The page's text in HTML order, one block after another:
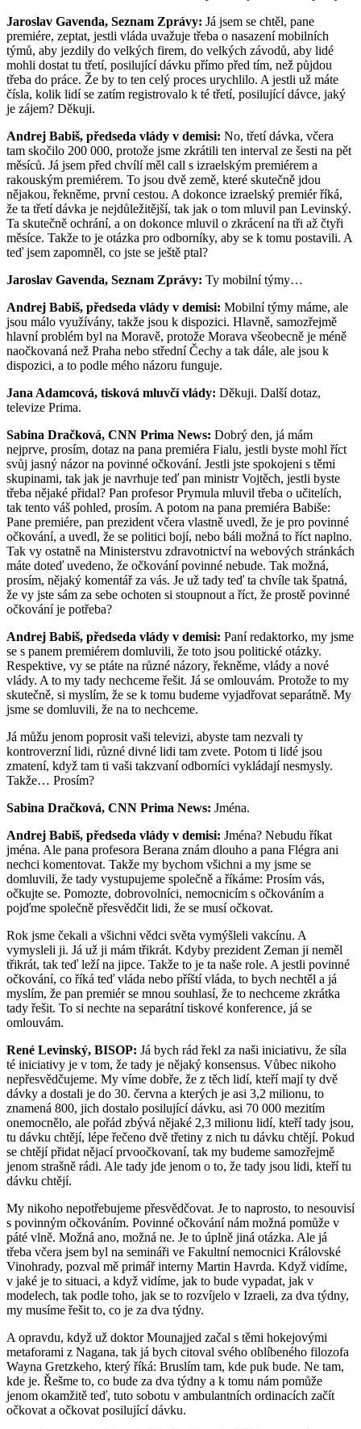
Jaroslav Gavenda, Seznam Zprávy: Já jsem se chtěl, pane
premiére, zeptat, jestli vláda uvažuje třeba o nasazení mobilních
týmů, aby jezdily do velkých firem, do velkých závodů, aby lidé
mohli dostat tu třetí, posilující dávku přímo před tím, než půjdou
třeba do práce. Že by to ten celý proces urychlilo. A jestli už máte
čísla, kolik lidí se zatím registrovalo k té třetí, posilující dávce, jaký
je zájem? Děkuji.
Andrej Babiš, předseda vlády v demisi: No, třetí dávka, včera
tam skočilo 200 000, protože jsme zkrátili ten interval ze šesti na pět
měsíců. Já jsem před chvílí měl call s izraelským premiérem a
rakouským premiérem. To jsou dvě země, které skutečně jdou
nějakou, řekněme, první cestou. A dokonce izraelský premiér říká,
že ta třetí dávka je nejdůležitější, tak jak o tom mluvil pan Levinský.
Ta skutečně ochrání, a on dokonce mluvil o zkrácení na tři až čtyři
měsíce. Takže to je otázka pro odborníky, aby se k tomu postavili. A
teď jsem zapomněl, co jste se ještě ptal?
Jaroslav Gavenda, Seznam Zprávy: Ty mobilní týmy…
Andrej Babiš, předseda vlády v demisi: Mobilní týmy máme, ale
jsou málo využívány, takže jsou k dispozici. Hlavně, samozřejmě
hlavní problém byl na Moravě, protože Morava všeobecně je méně
naočkovaná než Praha nebo střední Čechy a tak dále, ale jsou k
dispozici, a to podle mého názoru funguje.
Jana Adamcová, tisková mluvčí vlády: Děkuji. Další dotaz,
televize Prima.
Sabina Dračková, CNN Prima News: Dobrý den, já mám
nejprve, prosím, dotaz na pana premiéra Fialu, jestli byste mohl říct
svůj jasný názor na povinné očkování. Jestli jste spokojeni s těmi
skupinami, tak jak je navrhuje teď pan ministr Vojtěch, jestli byste
třeba nějaké přidal? Pan profesor Prymula mluvil třeba o učitelích,
tak tento váš pohled, prosím. A potom na pana premiéra Babiše:
Pane premiére, pan prezident včera vlastně uvedl, že je pro povinné
očkování, a uvedl, že se politici bojí, nebo báli možná to říct naplno.
Tak vy ostatně na Ministerstvu zdravotnictví na webových stránkách
máte doteď uvedeno, že očkování povinné nebude. Tak možná,
prosím, nějaký komentář za vás. Je už tady teď ta chvíle tak špatná,
že vy jste sám za sebe ochoten si stoupnout a říct, že prostě povinné
očkování je potřeba?
Andrej Babiš, předseda vlády v demisi: Paní redaktorko, my jsme
se s panem premiérem domluvili, že toto jsou politické otázky.
Respektive, vy se ptáte na různé názory, řekněme, vlády a nové
vlády. A to my tady nechceme řešit. Já se omlouvám. Protože to my
skutečně, si myslím, že se k tomu budeme vyjadřovat separátně. My
jsme se domluvili, že na to nechceme.
Já můžu jenom poprosit vaši televizi, abyste tam nezvali ty
kontroverzní lidi, různé divné lidi tam zvete. Potom ti lidé jsou
zmatení, když tam ti vaši takzvaní odborníci vykládají nesmysly.
Takže… Prosím?
Sabina Dračková, CNN Prima News: Jména.
Andrej Babiš, předseda vlády v demisi: Jména? Nebudu říkat
jména. Ale pana profesora Berana znám dlouho a pana Flégra ani
nechci komentovat. Takže my bychom všichni a my jsme se
domluvili, že tady vystupujeme společně a říkáme: Prosím vás,
očkujte se. Pomozte, dobrovolníci, nemocnicím s očkováním a
pojďme společně přesvědčit lidi, že se musí očkovat.
Rok jsme čekali a všichni vědci světa vymýšleli vakcínu. A
vymysleli ji. Já už ji mám třikrát. Kdyby prezident Zeman ji neměl
třikrát, tak teď leží na jipce. Takže to je ta naše role. A jestli povinné
očkování, co říká teď vláda nebo příští vláda, to bych nechtěl a já
myslím, že pan premiér se mnou souhlasí, že to nechceme zkrátka
tady řešit. To si nechte na separátní tiskové konference, já se
omlouvám.
René Levinský, BISOP: Já bych rád řekl za naši iniciativu, že síla
té iniciativy je v tom, že tady je nějaký konsensus. Vůbec nikoho
nepřesvědčujeme. My víme dobře, že z těch lidí, kteří mají ty dvě
dávky a dostali je do 30. června a kterých je asi 3,2 milionu, to
znamená 800, jich dostalo posilující dávku, asi 70 000 mezitím
onemocnělo, ale pořád zbývá nějaké 2,3 milionu lidí, kteří tady jsou,
tu dávku chtějí, lépe řečeno dvě třetiny z nich tu dávku chtějí. Pokud
se chtějí přidat nějací prvoočkovaní, tak my budeme samozřejmě
jenom strašně rádi. Ale tady jde jenom o to, že tady jsou lidi, kteří tu
dávku chtějí.
My nikoho nepotřebujeme přesvědčovat. Je to naprosto, to nesouvisí
s povinným očkováním. Povinné očkování nám možná pomůže v
páté vlně. Možná ano, možná ne. Je to úplně jiná otázka. Ale já
třeba včera jsem byl na semináři ve Fakultní nemocnici Královské
Vinohrady, pozval mě primář interny Martin Havrda. Když vidíme,
v jaké je to situaci, a když vidíme, jak to bude vypadat, jak v
modelech, tak podle toho, jak se to rozvíjelo v Izraeli, za dva týdny,
my musíme řešit to, co je za dva týdny.
A opravdu, když už doktor Mounajjed začal s těmi hokejovými
metaforami z Nagana, tak já bych citoval svého oblíbeného filozofa
Wayna Gretzkeho, který říká: Bruslím tam, kde puk bude. Ne tam,
kde je. Řešme to, co bude za dva týdny a k tomu nám pomůže
jenom okamžitě teď, tuto sobotu v ambulantních ordinacích začít
očkovat a očkovat posilující dávku.